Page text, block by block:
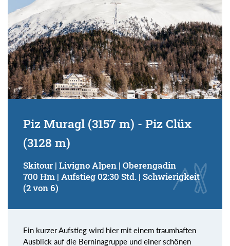
Piz Muragl (3157 m) - Piz Clüx
(3128 m)
Skitour | Livigno Alpen | Oberengadin
700 Hm | Aufstieg 02:30 Std. | Schwierigkeit
(2 von 6)
Ein kurzer Aufstieg wird hier mit einem traumhaften
Ausblick auf die Berninagruppe und einer schönen